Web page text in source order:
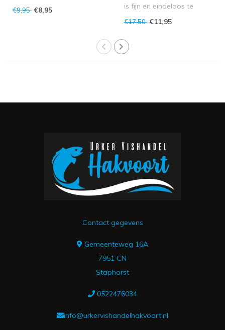
combineren. Kabeljauw
kan goed wo..
€9,95 €8,95
is fijn en eindeloos te
combineren. Kabeljauw
kan goed wo..
€17,50 €11,95
Contact gegevens
Gemeenteweg 16A
7951 CN
Staphorst
0522476034
info@urkervishandelhakvoort.nl